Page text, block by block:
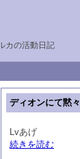
カの活動日記
ディオンにて黙
Lvあげ
続きを読む